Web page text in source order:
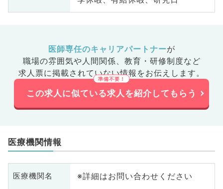
医師専任のキャリアパートナーが
職場の雰囲気や人間関係、 教育・研修制度など
求人票に掲載されていない情報をお伝えします。
この求人に似ている求人を紹介してもらう
医療機関情報
医療機関名 ※詳細はお問い合わせください